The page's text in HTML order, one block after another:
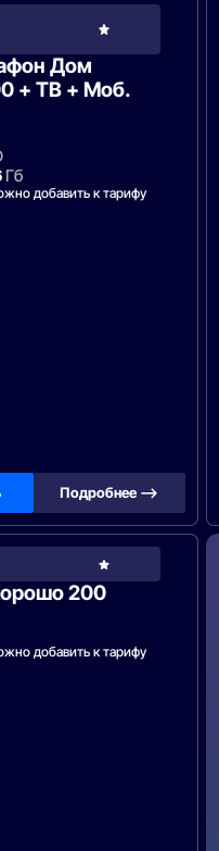
Дом
+ ТВ + Моб.
Гб
добавить к тарифу
Подробнее —>
200
добавить к тарифу